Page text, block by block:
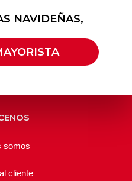
NAVIDEÑAS,
somos
cliente